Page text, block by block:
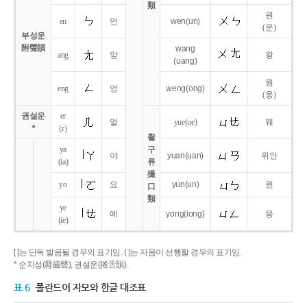
類
부성운
附聲韻
en 언 wen(un)
원
(운)
ang 앙
wang
(uang)
왕
eng 엉 weng(ong)
웡
(웅)
권설운
*
er
(r)
얼
촬
구
류
撮
口
類
yue(ue) 웨
ya
(ia)
야 yuan(uan) 위안
yo 요 yun(un) 윈
ye
(ie)
예 yong(iong) 융
[ ]는 단독 발음될 경우의 표기임. ( )는 자음이 선행할 경우의 표기임.
* 순치성(脣齒聲), 권설운(捲舌韻).
표 6 폴란드어 자모와 한글 대조표